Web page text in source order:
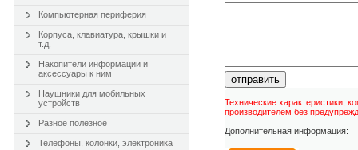
Компьютерная периферия
Корпуса, клавиатура, крышки и
т.д.
Накопители информации и
аксессуары к ним
Наушники для мобильных
устройств
Разное полезное
Телефоны, колонки, электроника
отправить
Технические характеристики,
производителем без
Дополнительная информация: